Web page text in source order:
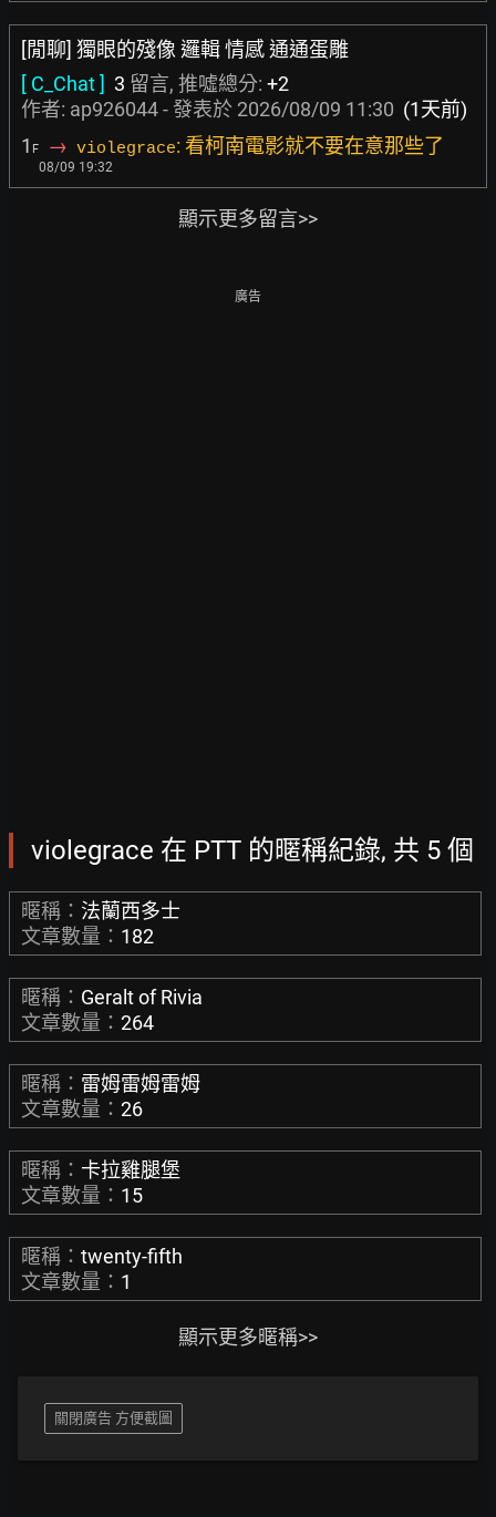
[閒聊] 獨眼的殘像 邏輯 情感 通通蛋雕
[ C_Chat ] 3 留言, 推噓總分: +2
作者: ap926044- 發表於 2026/08/09 11:30 (1天前)
1 F → violegrace: 看柯南電影就不要在意那些了
08/09 19:32
顯示更多留言>>
廣告
violegrace 在 PTT 的暱稱紀錄, 共 5 個
暱稱： 法蘭西多士
文章數量： 182
暱稱： Geralt of Rivia
文章數量： 264
暱稱： 雷姆雷姆雷姆
文章數量： 26
暱稱： 卡拉雞腿堡
文章數量： 15
暱稱： twenty-fifth
文章數量： 1
顯示更多暱稱>>
關閉廣告 方便截圖